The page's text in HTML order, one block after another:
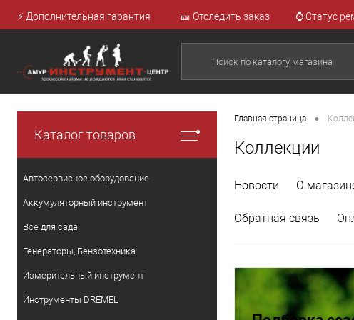
⚡ Дополнительная гарантия 🎫 Отследить заказ ⌚ Статус
Каталог товаров
Автосервисное оборудование
Аккумуляторный инструмент
Все для сада
Генераторы, Бензотехника
Измерительный инструмент
Инструменты DREMEL
Главная страница •
Коллекции
Новости О
Обратная связь